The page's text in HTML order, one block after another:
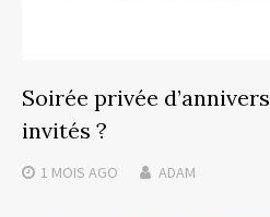
Soirée privée
invités ?
1 MOIS AGO ADAM